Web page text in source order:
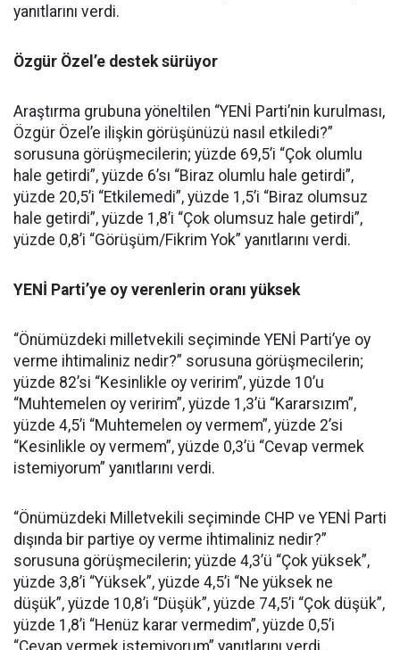
yanıtlarını verdi.
Özgür Özel’e destek sürüyor
Araştırma grubuna yöneltilen “YENİ Parti’nin kurulması,
Özgür Özel’e ilişkin görüşünüzü nasıl etkiledi?”
sorusuna görüşmecilerin; yüzde 69,5’i “Çok olumlu
hale getirdi”, yüzde 6’sı “Biraz olumlu hale getirdi”,
yüzde 20,5’i “Etkilemedi”, yüzde 1,5’i “Biraz olumsuz
hale getirdi”, yüzde 1,8’i “Çok olumsuz hale getirdi”,
yüzde 0,8’i “Görüşüm/Fikrim Yok” yanıtlarını verdi.
YENİ Parti’ye oy verenlerin oranı yüksek
“Önümüzdeki milletvekili seçiminde YENİ Parti’ye oy
verme ihtimaliniz nedir?” sorusuna görüşmecilerin;
yüzde 82’si “Kesinlikle oy veririm”, yüzde 10’u
“Muhtemelen oy veririm”, yüzde 1,3’ü “Kararsızım”,
yüzde 4,5’i “Muhtemelen oy vermem”, yüzde 2’si
“Kesinlikle oy vermem”, yüzde 0,3’ü “Cevap vermek
istemiyorum” yanıtlarını verdi.
“Önümüzdeki Milletvekili seçiminde CHP ve YENİ Parti
dışında bir partiye oy verme ihtimaliniz nedir?”
sorusuna görüşmecilerin; yüzde 4,3’ü “Çok yüksek”,
yüzde 3,8’i “Yüksek”, yüzde 4,5’i “Ne yüksek ne
düşük”, yüzde 10,8’i “Düşük”, yüzde 74,5’i “Çok düşük”,
yüzde 1,8’i “Henüz karar vermedim”, yüzde 0,5’i
“Cevap vermek istemiyorum” yanıtlarını verdi.